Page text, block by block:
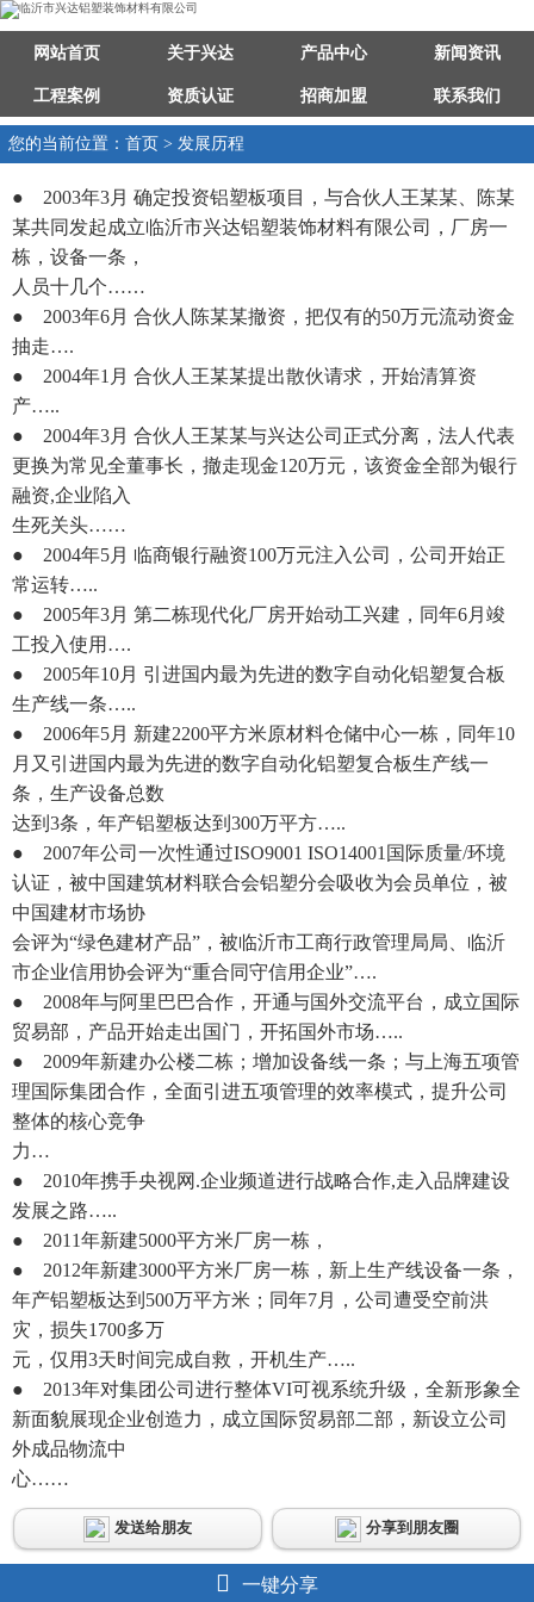
网站首页 关于兴达 产品中心 新闻资讯
工程案例 资质认证 招商加盟 联系我们
您的当前位置：首页 > 发展历程
● 2003年3月 确定投资铝塑板项目，与合伙人王某某、陈某
某共同发起成立临沂市兴达铝塑装饰材料有限公司，厂房一
栋，设备一条，
人员十几个……
● 2003年6月 合伙人陈某某撤资，把仅有的50万元流动资金
抽走….
● 2004年1月 合伙人王某某提出散伙请求，开始清算资
产…..
● 2004年3月 合伙人王某某与兴达公司正式分离，法人代表
更换为常见全董事长，撤走现金120万元，该资金全部为银行
融资,企业陷入
生死关头……
● 2004年5月 临商银行融资100万元注入公司，公司开始正
常运转…..
● 2005年3月 第二栋现代化厂房开始动工兴建，同年6月竣
工投入使用….
● 2005年10月 引进国内最为先进的数字自动化铝塑复合板
生产线一条…..
● 2006年5月 新建2200平方米原材料仓储中心一栋，同年10
月又引进国内最为先进的数字自动化铝塑复合板生产线一
条，生产设备总数
达到3条，年产铝塑板达到300万平方…..
● 2007年公司一次性通过ISO9001 ISO14001国际质量/环境
认证，被中国建筑材料联合会铝塑分会吸收为会员单位，被
中国建材市场协
会评为“绿色建材产品”，被临沂市工商行政管理局局、临沂
市企业信用协会评为“重合同守信用企业”….
● 2008年与阿里巴巴合作，开通与国外交流平台，成立国际
贸易部，产品开始走出国门，开拓国外市场…..
● 2009年新建办公楼二栋；增加设备线一条；与上海五项管
理国际集团合作，全面引进五项管理的效率模式，提升公司
整体的核心竞争
力…
● 2010年携手央视网.企业频道进行战略合作,走入品牌建设
发展之路…..
● 2011年新建5000平方米厂房一栋，
● 2012年新建3000平方米厂房一栋，新上生产线设备一条，
年产铝塑板达到500万平方米；同年7月，公司遭受空前洪
灾，损失1700多万
元，仅用3天时间完成自救，开机生产…..
● 2013年对集团公司进行整体VI可视系统升级，全新形象全
新面貌展现企业创造力，成立国际贸易部二部，新设立公司
外成品物流中
心……
发送给朋友 分享到朋友圈
一键分享